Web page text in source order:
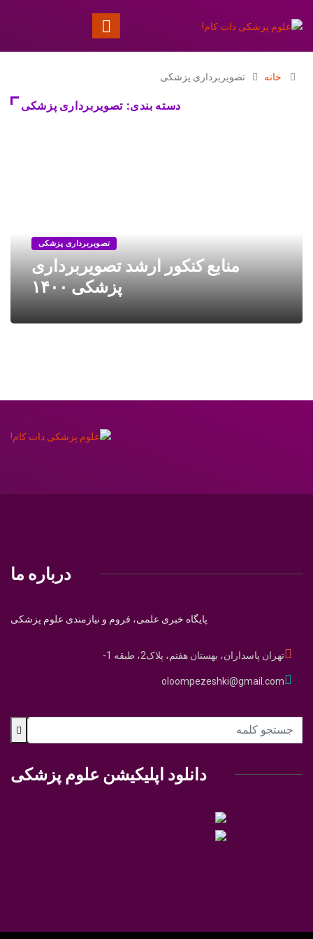
خانه تصویربرداری پزشکی
دسته بندی: تصویربرداری پزشکی
تصویربرداری پزشکی
منابع کنکور ارشد تصویربرداری
پزشکی ۱۴۰۰
درباره ما
پایگاه خبری علمی، فروم و نیازمندی علوم پزشکی
تهران پاسداران، بهستان هفتم، پلاک2، طبقه 1-
oloompezeshki@gmail.com
دانلود اپلیکیشن علوم پزشکی